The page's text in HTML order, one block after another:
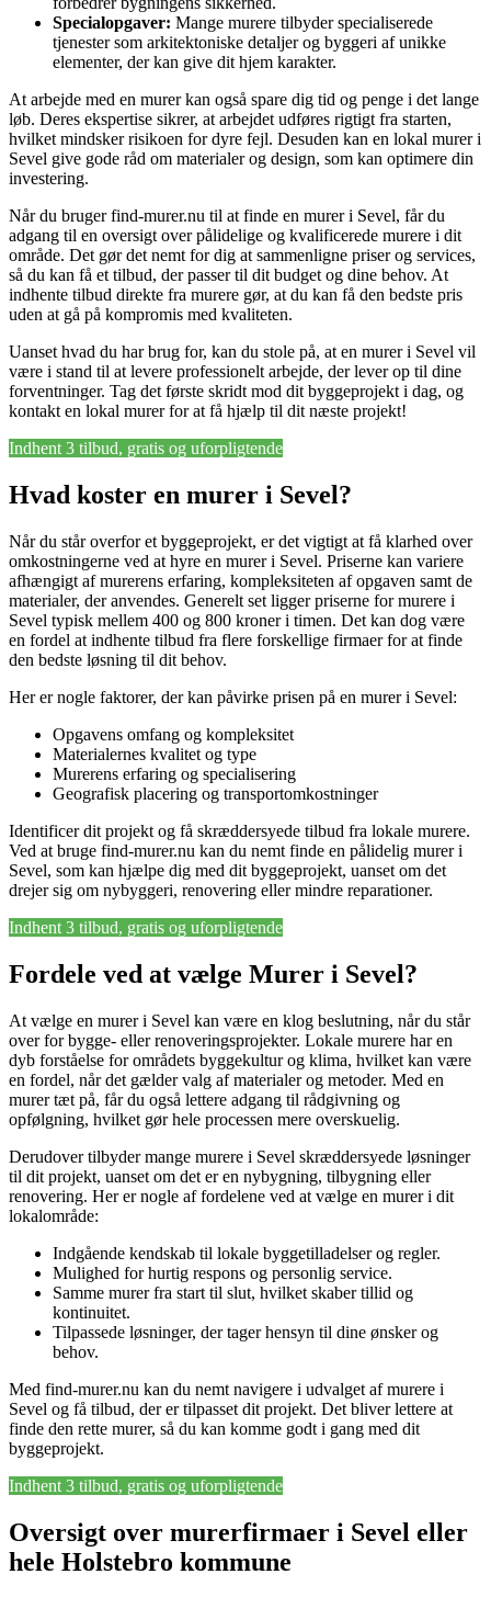
Specialopgaver: Mange murere tilbyder specialiserede
tjenester som arkitektoniske detaljer og byggeri af unikke
elementer, der kan give dit hjem karakter.
At arbejde med en murer kan også spare dig tid og penge i det lange
løb. Deres ekspertise sikrer, at arbejdet udføres rigtigt fra starten,
hvilket mindsker risikoen for dyre fejl. Desuden kan en lokal murer i
Sevel give gode råd om materialer og design, som kan optimere din
investering.
Når du bruger find-murer.nu til at finde en murer i Sevel, får du
adgang til en oversigt over pålidelige og kvalificerede murere i dit
område. Det gør det nemt for dig at sammenligne priser og services,
så du kan få et tilbud, der passer til dit budget og dine behov. At
indhente tilbud direkte fra murere gør, at du kan få den bedste pris
uden at gå på kompromis med kvaliteten.
Uanset hvad du har brug for, kan du stole på, at en murer i Sevel vil
være i stand til at levere professionelt arbejde, der lever op til dine
forventninger. Tag det første skridt mod dit byggeprojekt i dag, og
kontakt en lokal murer for at få hjælp til dit næste projekt!
Indhent 3 tilbud, gratis og uforpligtende
Hvad koster en murer i Sevel?
Når du står overfor et byggeprojekt, er det vigtigt at få klarhed over
omkostningerne ved at hyre en murer i Sevel. Priserne kan variere
afhængigt af murerens erfaring, kompleksiteten af opgaven samt de
materialer, der anvendes. Generelt set ligger priserne for murere i
Sevel typisk mellem 400 og 800 kroner i timen. Det kan dog være
en fordel at indhente tilbud fra flere forskellige firmaer for at finde
den bedste løsning til dit behov.
Her er nogle faktorer, der kan påvirke prisen på en murer i Sevel:
Opgavens omfang og kompleksitet
Materialernes kvalitet og type
Murerens erfaring og specialisering
Geografisk placering og transportomkostninger
Identificer dit projekt og få skræddersyede tilbud fra lokale murere.
Ved at bruge find-murer.nu kan du nemt finde en pålidelig murer i
Sevel, som kan hjælpe dig med dit byggeprojekt, uanset om det
drejer sig om nybyggeri, renovering eller mindre reparationer.
Indhent 3 tilbud, gratis og uforpligtende
Fordele ved at vælge Murer i Sevel?
At vælge en murer i Sevel kan være en klog beslutning, når du står
over for bygge- eller renoveringsprojekter. Lokale murere har en
dyb forståelse for områdets byggekultur og klima, hvilket kan være
en fordel, når det gælder valg af materialer og metoder. Med en
murer tæt på, får du også lettere adgang til rådgivning og
opfølgning, hvilket gør hele processen mere overskuelig.
Derudover tilbyder mange murere i Sevel skræddersyede løsninger
til dit projekt, uanset om det er en nybygning, tilbygning eller
renovering. Her er nogle af fordelene ved at vælge en murer i dit
lokalområde:
Indgående kendskab til lokale byggetilladelser og regler.
Mulighed for hurtig respons og personlig service.
Samme murer fra start til slut, hvilket skaber tillid og
kontinuitet.
Tilpassede løsninger, der tager hensyn til dine ønsker og
behov.
Med find-murer.nu kan du nemt navigere i udvalget af murere i
Sevel og få tilbud, der er tilpasset dit projekt. Det bliver lettere at
finde den rette murer, så du kan komme godt i gang med dit
byggeprojekt.
Indhent 3 tilbud, gratis og uforpligtende
Oversigt over murerfirmaer i Sevel eller
hele Holstebro kommune